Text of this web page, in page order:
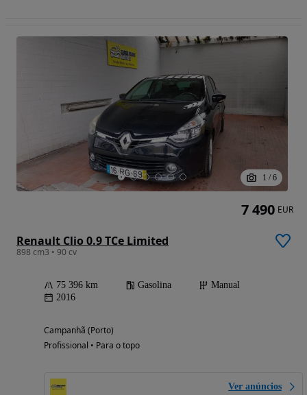
1 / 6
Renault Clio 0.9 TCe Limited
898 cm3 • 90 cv
75 396 km Gasolina
Manual
2016
Campanhã (Porto)
Profissional • Para o topo
Ver anúncios
7 490 EUR